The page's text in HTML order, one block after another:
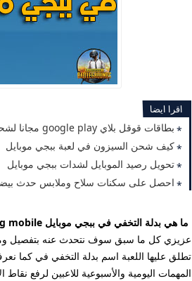
اقرا ايضا
بطاقات قوقل بلاي google play مجانا لشحن ببجي موبايل
كيف شحن السيزون في لعبة ببجي موبايل
تحويل رصيد الموبايل لشدات ببجي موبايل
احصل على سكنات سلاح وملابس حدث
ما هي بدلة التخفي في ببجي موبايل pubg mobile
عزيزي كل ما سبق سوف نتحدث عنه بتفصيل وما
تطلق عليها اللعبة اسم بدلة التخفي في كما
المهمات اليومية والأسبوعية للاعبين لرفع